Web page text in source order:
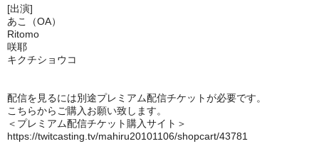
[出演]
あこ（OA）
Ritomo
咲耶
キクチショウコ
配信を見るには別途プレミアム配信チケットが必要です。
こちらからご購入お願い致します。
＜プレミアム配信チケット購入サイト＞
https://twitcasting.tv/mahiru20101106/shopcart/43781